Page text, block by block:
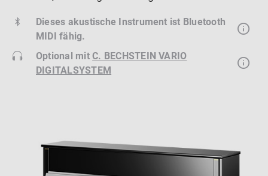
Dieses akustische Instrument ist Bluetooth
MIDI fähig.
Optional mitC. BECHSTEIN VARIO
DIGITALSYSTEM